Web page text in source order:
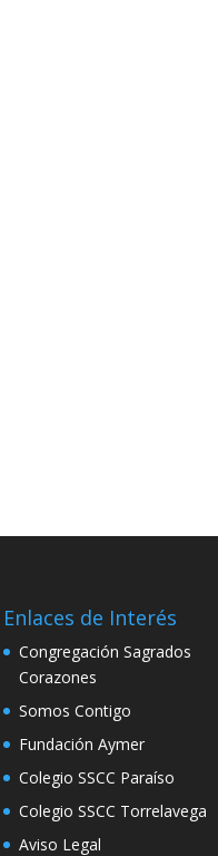
Enlaces de Interés
Congregación Sagrados
Corazones
Somos Contigo
Fundación Aymer
Colegio SSCC Paraíso
Colegio SSCC Torrelavega
Aviso Legal